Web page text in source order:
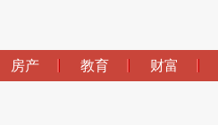
房产 教育 财富